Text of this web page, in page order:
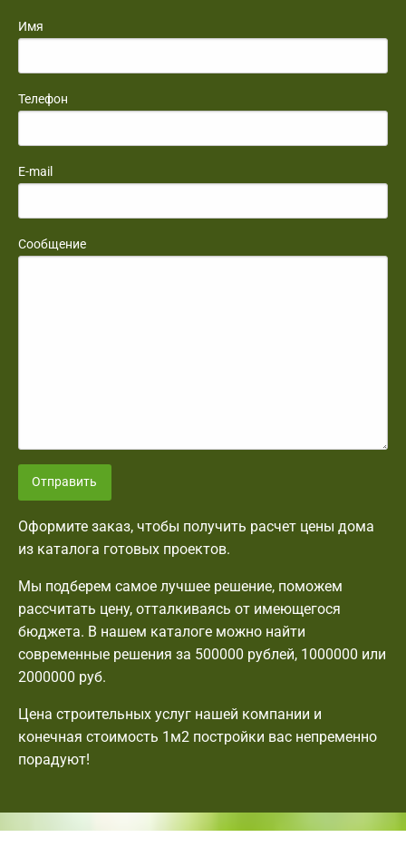
Имя
Телефон
E-mail
Сообщение
Отправить
Оформите заказ, чтобы получить расчет цены дома
из каталога готовых проектов.
Мы подберем самое лучшее решение, поможем
рассчитать цену, отталкиваясь от имеющегося
бюджета. В нашем каталоге можно найти
современные решения за 500000 рублей, 1000000 или
2000000 руб.
Цена строительных услуг нашей компании и
конечная стоимость 1м2 постройки вас непременно
порадуют!